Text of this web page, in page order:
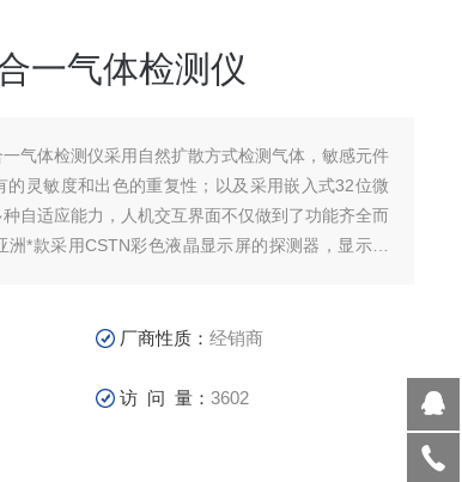
一气体检测仪
气体检测仪采用自然扩散方式检测气体，敏感元件
的灵敏度和出色的重复性；以及采用嵌入式32位微
自适应能力，人机交互界面不仅做到了功能齐全而
洲*款采用CSTN彩色液晶显示屏的探测器，显示内
厂商性质：经销商
访 问 量：3602